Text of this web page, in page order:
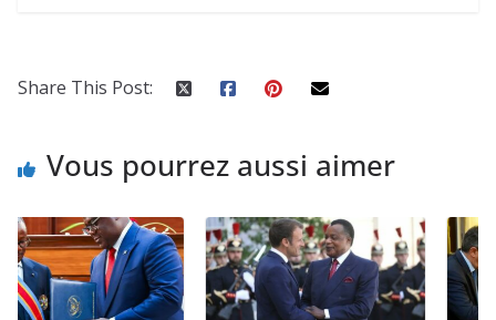
Share This Post:
Vous pourrez aussi aimer